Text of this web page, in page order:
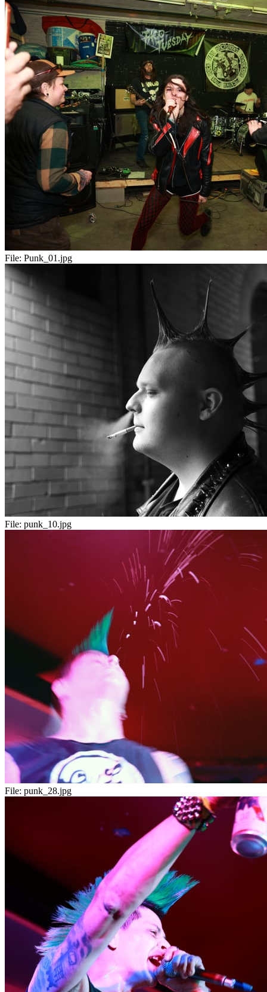
File: Punk_01.jpg
File: punk_10.jpg
File: punk_28.jpg